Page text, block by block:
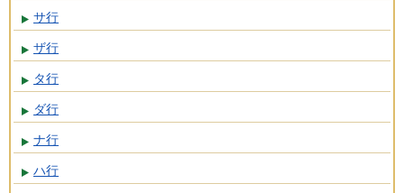
サ行
ザ行
タ行
ダ行
ナ行
ハ行